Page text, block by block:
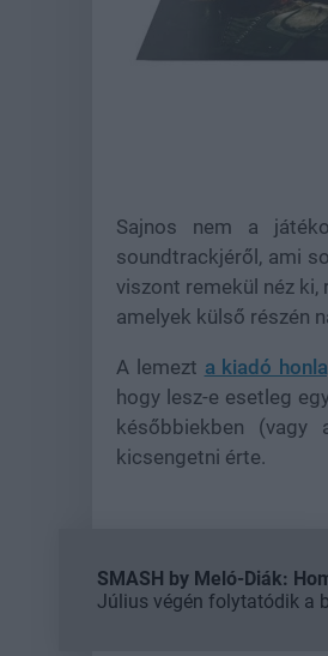
Sajnos nem a
soundtrackjéről, ami
viszont remekül néz ki,
amelyek külső részén
A lemezt a kiadó
hogy lesz-e esetleg
későbbiekben (vagy
kicsengetni érte.
SMASH by Meló-Diák:
Július végén folytatódik a